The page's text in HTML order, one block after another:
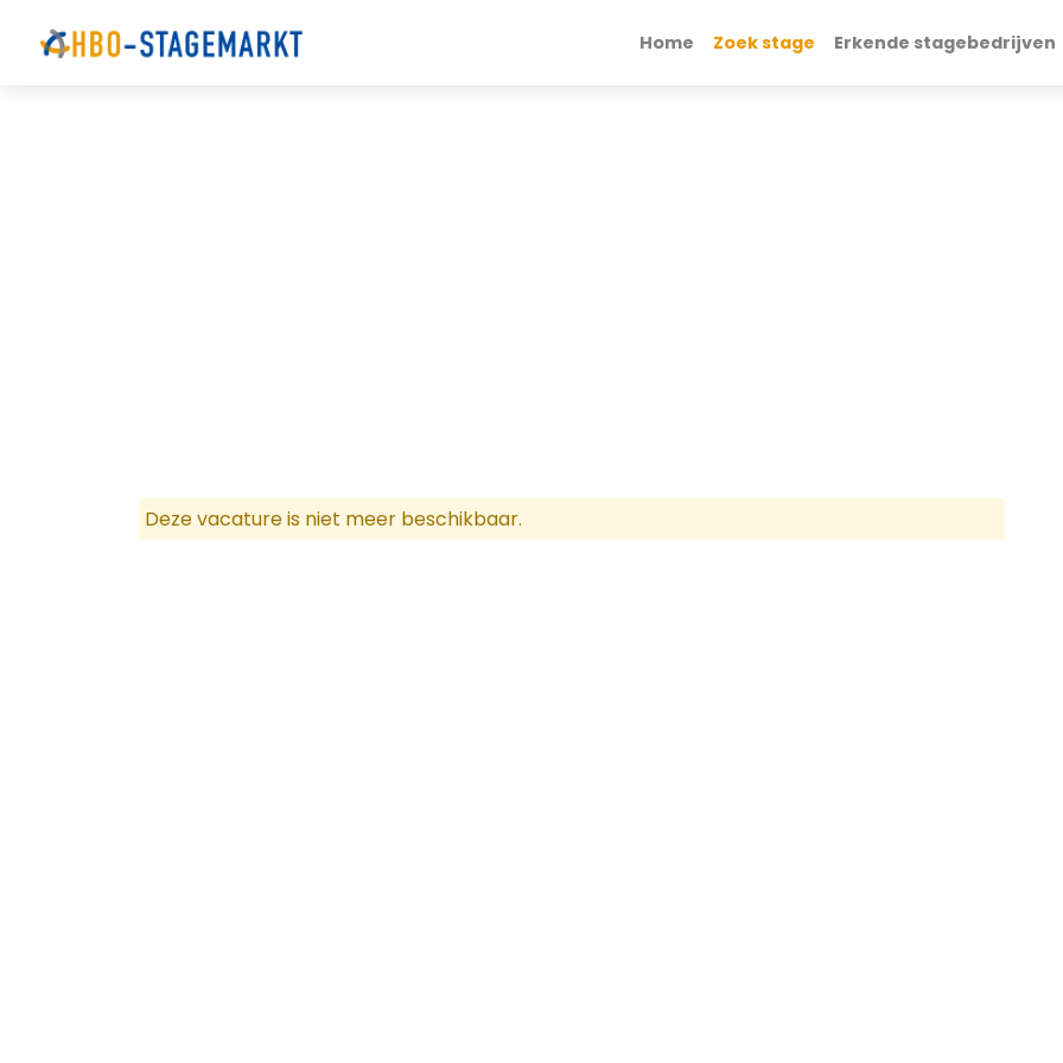
Home Zoek stage Erkende stagebedrijven
Deze vacature is niet meer beschikbaar.